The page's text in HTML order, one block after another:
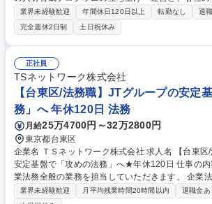
します。研修の企画から日程や会場調整、受講者の
全般、面接を通じた応募者への魅力付け等をお任せします。 ■
社から集まる社員たちの研修を企画・運営します。
場調整、受講者の取りまとめをはじめ、「研修を
く、「現場で実施→振り返り→次の学びへ」つなが
お仕事です。■応募者との面接を担当します。単な
求職者に寄り添いながら当グループで働く魅力を伝
いく役割です。 募集職種 【倉敷】人事◎年間休日125日◎中途採用に向け
た人事（面接・選考官）
業界未経験歓迎 年間休日120日以上 転勤なし
退
完全週休2日制
土日祝休み
正社員
TSネットワーク株式会社
【台東区/法務職】JTグループの安定
務」へ 年休120日 法務
月給25万4700円～32万2800円
東京都台東区
企業名 ＴＳネットワーク株式会社 求人名 【台東区/法務職】JTグループの
安定基盤で「攻めの法務」へ★年休120日 仕事の内容 法務担当として、企
業法務全般の業務を担当していただきます。 企業
からの法律相談・契約書作成、レビュー（リーガルチェッ
法務相談（法的リスク評価、他）・法令監視（法改
業界未経験歓迎 月平均残業時間20時間以内 退職金あ